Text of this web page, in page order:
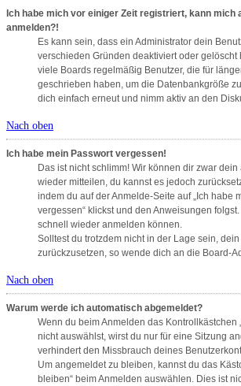
Ich habe mich vor einiger Zeit registriert, kann mich
anmelden?!
Es kann sein, dass ein Administrator dein
verschieden Gründen deaktiviert oder gelöscht
viele Boards regelmäßig Benutzer, die für
geschrieben haben, um die Datenbankgröße
dich einfach erneut und nimm aktiv an den
Nach oben
Ich habe mein Passwort vergessen!
Das ist nicht schlimm! Wir können dir zwar
wieder mitteilen, du kannst es jedoch
indem du auf der Anmelde-Seite auf „Ich habe
vergessen“ klickst und den Anweisungen
schnell wieder anmelden können.
Solltest du trotzdem nicht in der Lage sein,
zurückzusetzen, so wende dich an die Board-
Nach oben
Warum werde ich automatisch abgemeldet?
Wenn du beim Anmelden das Kontrollkästchen
nicht auswählst, wirst du nur für eine Sitzung
verhindert den Missbrauch deines
Um angemeldet zu bleiben, kannst du das
bleiben“ beim Anmelden auswählen. Dies ist